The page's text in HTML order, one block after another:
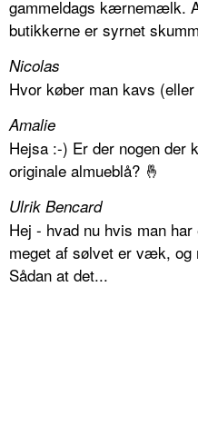
gammeldags kærnemælk.
butikkerne er syrnet
Nicolas
Hvor køber man kavs
Amalie
Hejsa :-) Er der nogen der
originale almueblå? 🤞
Ulrik Bencard
Hej - hvad nu hvis man
meget af sølvet er væk, og
Sådan at det...